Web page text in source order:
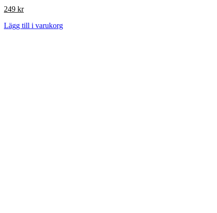
249 kr
Lägg till i varukorg